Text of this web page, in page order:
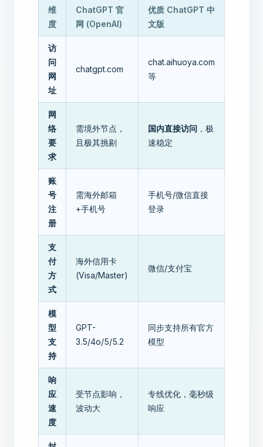
维
度
ChatGPT 官
网 (OpenAI)
优质 ChatGPT 中
文版
访
问
网
址
chatgpt.com
chat.aihuoya.com
等
网
络
要
求
需境外节点，
且极其挑剔
国内直接访问 ，极
速稳定
账
号
注
册
需海外邮箱
+手机号
手机号/微信直接
登录
支
付
方
式
海外信用卡
(Visa/Master)
微信/支付宝
模
型
支
持
GPT-
3.5/4o/5/5.2
同步支持所有官方
模型
响
应
速
度
受节点影响，
波动大
专线优化，毫秒级
响应